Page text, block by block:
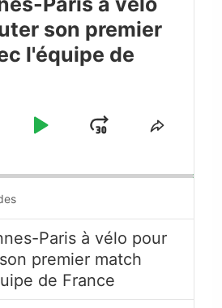
son premier
l'équipe de
Play
JumpShare
Paris à vélo pour
premier match
de France